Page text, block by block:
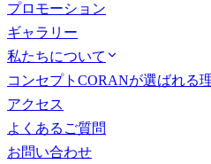
プロモーション
ギャラリー
私たちについて
コンセプト CORANが選ばれる
アクセス
よくあるご質問
お問い合わせ